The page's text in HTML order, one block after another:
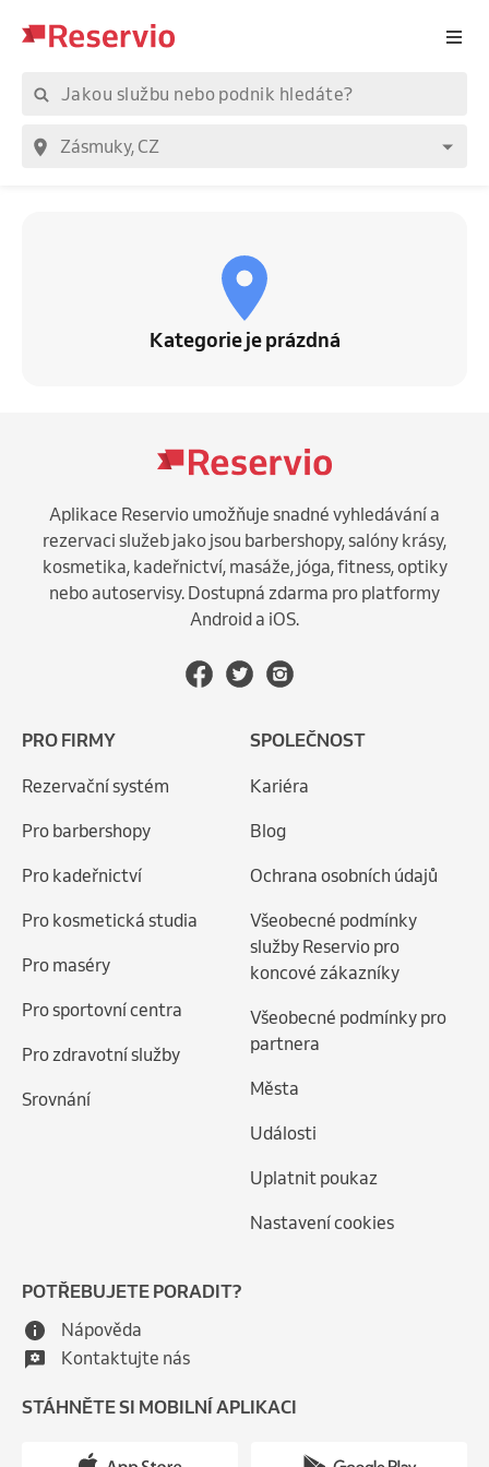
Kategorie je prázdná
Aplikace Reservio umožňuje snadné vyhledávání a
rezervaci služeb jako jsou barbershopy, salóny krásy,
kosmetika, kadeřnictví, masáže, jóga, fitness, optiky
nebo autoservisy. Dostupná zdarma pro platformy
Android a iOS.
PRO FIRMY
Rezervační systém
Pro barbershopy
Pro kadeřnictví
Pro kosmetická studia
Pro maséry
Pro sportovní centra
Pro zdravotní služby
Srovnání
SPOLEČNOST
Kariéra
Blog
Ochrana osobních údajů
Všeobecné podmínky
služby Reservio pro
koncové zákazníky
Všeobecné podmínky pro
partnera
Města
Události
Uplatnit poukaz
Nastavení cookies
POTŘEBUJETE PORADIT?
Nápověda
Kontaktujte nás
STÁHNĚTE SI MOBILNÍ APLIKACI